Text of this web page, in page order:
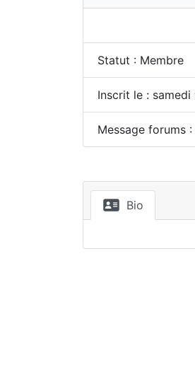
Statut : Membre
Inscrit le :
Message forums :
Bio